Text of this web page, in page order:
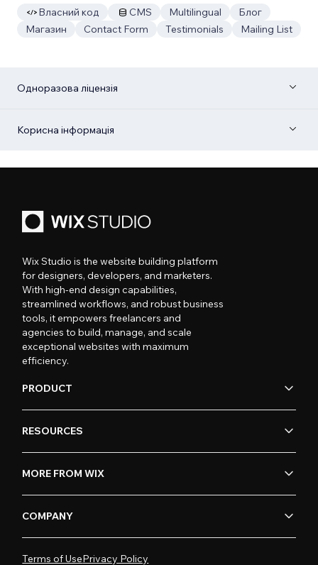
Власний код
CMS Multilingual
Блог
Магазин
Contact Form Testimonials Mailing List
Одноразова ліцензія
Корисна інформація
Wix Studio is the website building platform
for designers, developers, and marketers.
With high-end design capabilities,
streamlined workflows, and robust business
tools, it empowers freelancers and
agencies to build, manage, and scale
exceptional websites with maximum
efficiency.
PRODUCT
RESOURCES
MORE FROM WIX
COMPANY
Terms of UsePrivacy Policy